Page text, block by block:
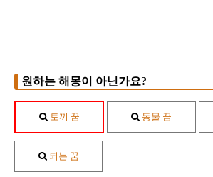
원하는 해몽이 아닌가요?
토끼 꿈 동물 꿈
되는 꿈